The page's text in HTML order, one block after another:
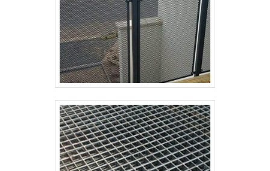
treinamento com materiais sofisticados;
Equipamentos de última geração. QUALIDADES E
PONTOS FORTES DA EMPRESAApenas na Paraná
Telas tem a solução ideal para grades de segurança
industrial preço. Líder em qualidade, a empresa
oferece uma variedade de itens como cerca para
construção e gradil galvanizado.É reconhecida por
ser uma empresa comprometida com seus serviços
e uma empresa inovadora, características possíveis
pelo fato de a empresa ter escritório de alta
qualidade onde são realizadas as atividades e sala de